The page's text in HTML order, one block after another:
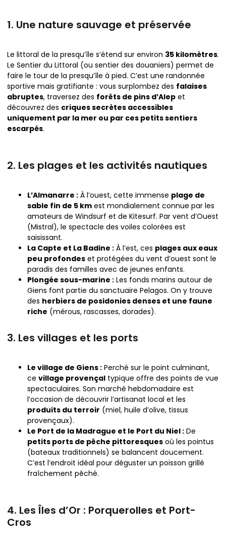
1. Une nature sauvage et préservée
Le littoral de la presqu’île s’étend sur environ 35 kilomètres.
Le Sentier du Littoral (ou sentier des douaniers) permet de
faire le tour de la presqu’île à pied. C’est une randonnée
sportive mais gratifiante : vous surplombez des falaises
abruptes, traversez des forêts de pins d’Alep et
découvrez des criques secrètes accessibles
uniquement par la mer ou par ces petits sentiers
escarpés.
2. Les plages et les activités nautiques
L’Almanarre : À l’ouest, cette immense plage de
sable fin de 5 km est mondialement connue par les
amateurs de Windsurf et de Kitesurf. Par vent d’Ouest
(Mistral), le spectacle des voiles colorées est
saisissant.
La Capte et La Badine : À l’est, ces plages aux eaux
peu profondes et protégées du vent d’ouest sont le
paradis des familles avec de jeunes enfants.
Plongée sous-marine : Les fonds marins autour de
Giens font partie du sanctuaire Pelagos. On y trouve
des herbiers de posidonies denses et une faune
riche (mérous, rascasses, dorades).
3. Les villages et les ports
Le village de Giens : Perché sur le point culminant,
ce village provençal typique offre des points de vue
spectaculaires. Son marché hebdomadaire est
l’occasion de découvrir l’artisanat local et les
produits du terroir (miel, huile d’olive, tissus
provençaux).
Le Port de la Madrague et le Port du Niel : De
petits ports de pêche pittoresques où les pointus
(bateaux traditionnels) se balancent doucement.
C’est l’endroit idéal pour déguster un poisson grillé
fraîchement pêché.
4. Les Îles d’Or : Porquerolles et Port-
Cros